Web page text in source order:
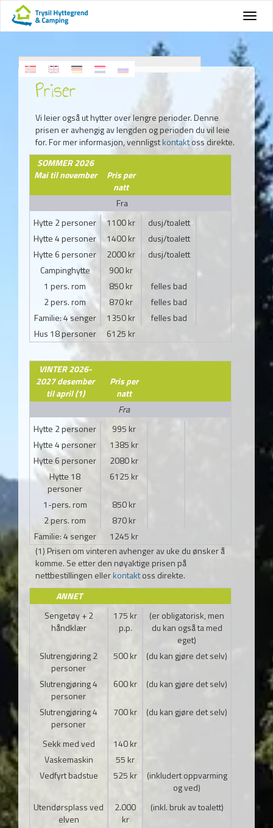
Priser
Vi leier også ut hytter over lengre perioder. Denne
prisen er avhengig av lengden og perioden du vil leie
for. For mer informasjon, vennligstkontaktoss direkte.
SOMMER 2026
Mai til november
Pris per
natt
Fra
Hytte 2 personer
1100 kr
dusj/toalett
Hytte 4 personer
1400 kr
dusj/toalett
Hytte 6 personer
2000 kr
dusj/toalett
Campinghytte
900 kr
1 pers. rom
850 kr
felles bad
2 pers. rom
870 kr
felles bad
Familie: 4 senger
1350 kr
felles bad
Hus 18 personer
6125 kr
VINTER 2026-
2027 desember
til april (1)
Pris per
natt
Fra
Hytte 2 personer
995 kr
Hytte 4 personer
1385 kr
Hytte 6 personer
2080 kr
Hytte 18
personer
6125 kr
1-pers. rom
850 kr
2 pers. rom
870 kr
Familie: 4 senger
1245 kr
(1) Prisen om vinteren avhenger av uke du ønsker å
komme. Se etter den nøyaktige prisen på
nettbestillingen ellerkontaktoss direkte.
ANNET
Sengetøy + 2
håndklær
175 kr
p.p.
(er obligatorisk, men
du kan også ta med
eget)
Slutrengjøring 2
personer
500 kr (du kan gjøre det selv)
Slutrengjøring 4
personer
600 kr (du kan gjøre det selv)
Slutrengjøring 4
personer
700 kr (du kan gjøre det selv)
Sekk med ved
140 kr
Vaskemaskin
55 kr
Vedfyrt badstue
525 kr
(inkludert oppvarming
og ved)
Utendørsplass ved
elven
2.000
kr
(inkl. bruk av toalett)